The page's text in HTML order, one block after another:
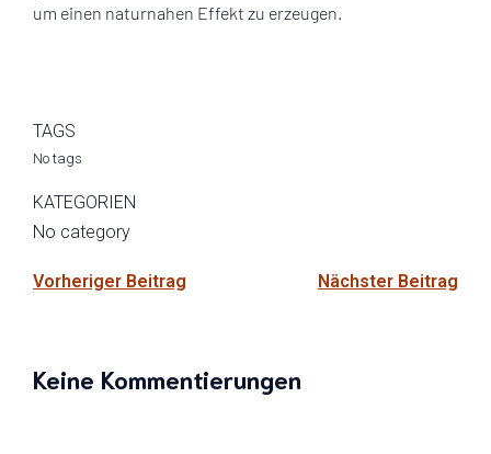
um einen naturnahen Effekt zu erzeugen.
TAGS
No tags
KATEGORIEN
No category
Vorheriger Beitrag Nächster Beitrag
Keine Kommentierungen